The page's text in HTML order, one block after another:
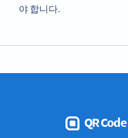
야 합니다.
QR